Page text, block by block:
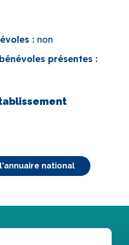
: non
présentes :
national